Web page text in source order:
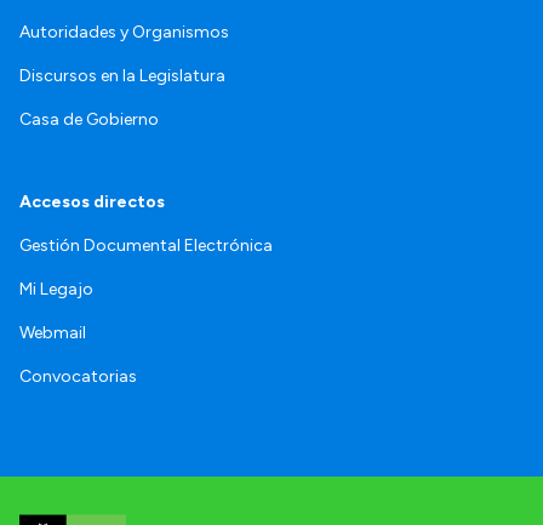
Autoridades y Organismos
Discursos en la Legislatura
Casa de Gobierno
Accesos directos
Gestión Documental Electrónica
Mi Legajo
Webmail
Convocatorias